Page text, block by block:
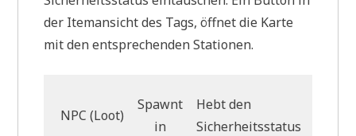
der Itemansicht des Tags, öffnet die Karte
mit den entsprechenden Stationen.
NPC (Loot)
Spawnt
in
Hebt den
Sicherheitsstatus